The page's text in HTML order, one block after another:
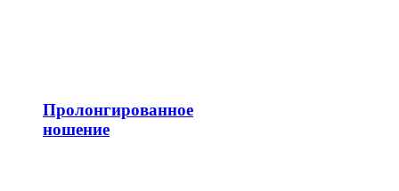
Пролонгированное
ношение